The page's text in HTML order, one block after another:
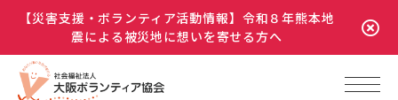
【災害支援・ボランティア活動情報】令和８年熊本地
震による被災地に想いを寄せる方へ